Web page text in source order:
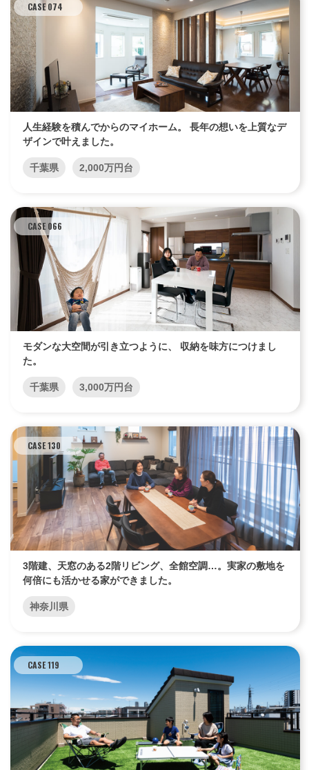
CASE 074
人生経験を積んでからのマイホーム。 長年の想いを上質なデ
ザインで叶えました。
千葉県 2,000万円台
CASE 066
モダンな大空間が引き立つように、 収納を味方につけまし
た。
千葉県 3,000万円台
CASE 130
3階建、天窓のある2階リビング、全館空調…。実家の敷地を
何倍にも活かせる家ができました。
神奈川県
CASE 119